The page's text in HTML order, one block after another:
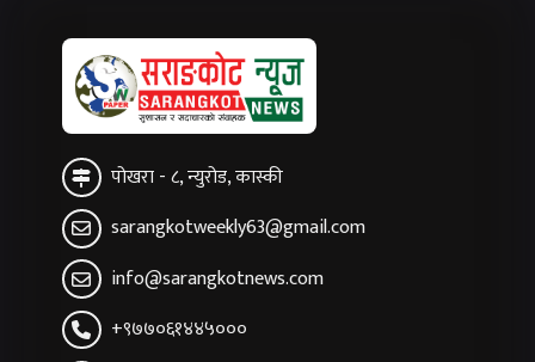
पोखरा - ८, न्युरोड, कास्की
sarangkotweekly63@gmail.com
info@sarangkotnews.com
+९७७०६१४४५०००